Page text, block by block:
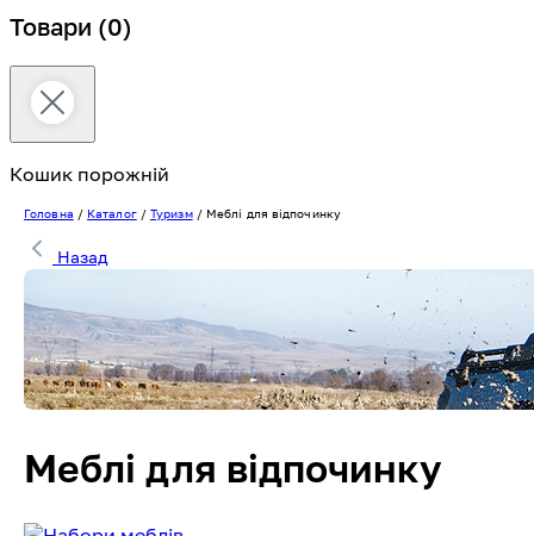
Товари (0)
Кошик порожній
Головна / Каталог/Туризм/ Меблі для відпочинку
Назад
Меблі для відпочинку